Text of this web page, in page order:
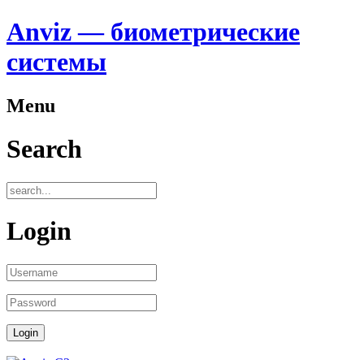
Anviz — биометрические
системы
Menu
Search
Login